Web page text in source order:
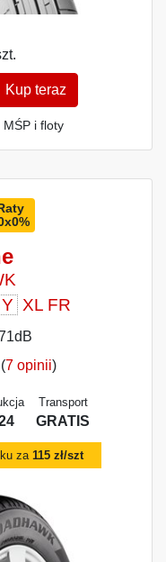
Kup teraz
MŚP i floty
Y XL FR
(7 opinii)
Transport
GRATIS
za 115 zł/szt